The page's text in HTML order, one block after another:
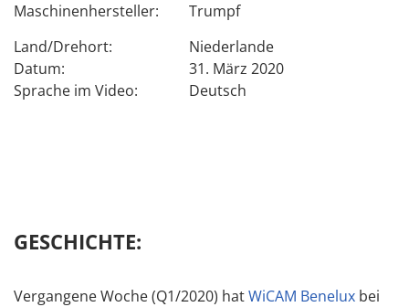
Maschinenhersteller:
Trumpf
Land/Drehort:
Niederlande
Datum:
31. März 2020
Sprache im Video:
Deutsch
GESCHICHTE:
Vergangene Woche (Q1/2020) hatWiCAM Benelux bei